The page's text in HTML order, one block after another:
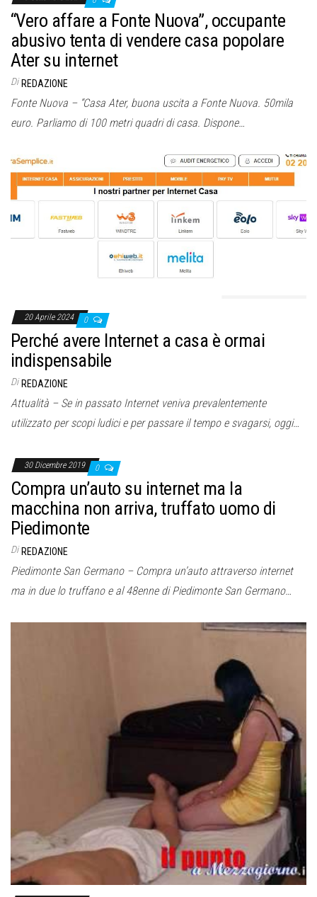
“Vero affare a Fonte Nuova”, occupante
abusivo tenta di vendere casa popolare
Ater su internet
Di REDAZIONE
Fonte Nuova – “Casa Ater, buona uscita a Fonte Nuova. 50mila
euro. Parliamo di 100 metri quadri di casa. Dispone…
20 Aprile 2024 0
Perché avere Internet a casa è ormai
indispensabile
Di REDAZIONE
Attualità – Se in passato Internet veniva prevalentemente
utilizzato per scopi ludici e per passare il tempo e svagarsi, oggi…
30 Dicembre 2019 0
Compra un’auto su internet ma la
macchina non arriva, truffato uomo di
Piedimonte
Di REDAZIONE
Piedimonte San Germano – Compra un’auto attraverso internet
ma in due lo truffano e al 48enne di Piedimonte San Germano…